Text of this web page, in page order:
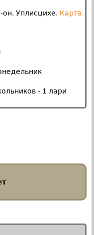
Уплисцихе. Карта
- 1 лари